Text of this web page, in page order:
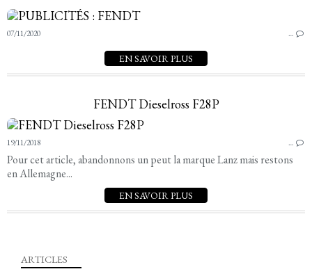
07/11/2020 …
EN SAVOIR PLUS
FENDT Dieselross F28P
19/11/2018 …
Pour cet article, abandonnons un peut la marque Lanz mais restons
en Allemagne...
EN SAVOIR PLUS
ARTICLES